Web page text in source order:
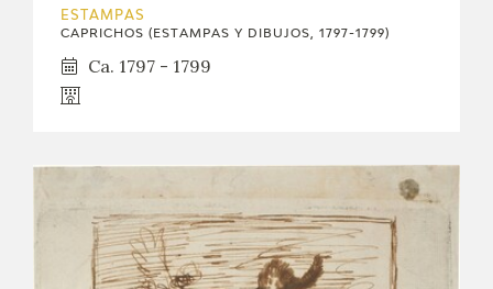
ESTAMPAS
CAPRICHOS (ESTAMPAS Y DIBUJOS, 1797-1799)
Ca. 1797 - 1799